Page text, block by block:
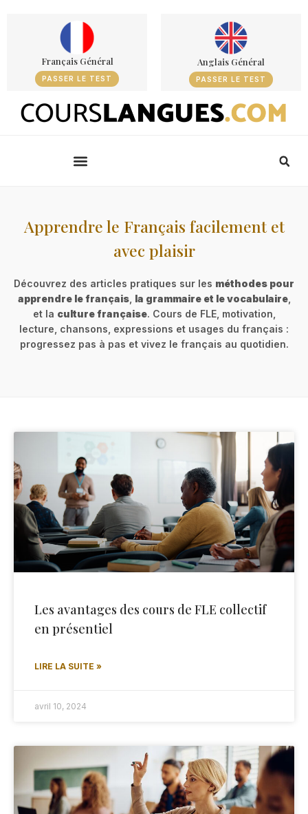
Français Général
PASSER LE TEST
Anglais Général
PASSER LE TEST
Apprendre le Français facilement et
avec plaisir
Découvrez des articles pratiques sur les méthodes pour
apprendre le français, la grammaire et le vocabulaire,
et la culture française. Cours de FLE, motivation,
lecture, chansons, expressions et usages du français :
progressez pas à pas et vivez le français au quotidien.
Les avantages des cours de FLE collectif
en présentiel
LIRE LA SUITE »
avril 10, 2024